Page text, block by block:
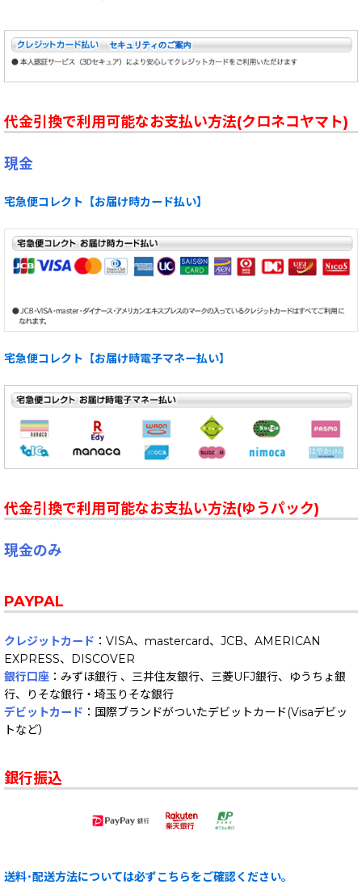
代金引換で利用可能なお支払い方法(クロネコヤマト)
現金
宅急便コレクト【お届け時カード払い】
宅急便コレクト【お届け時電子マネー払い】
代金引換で利用可能なお支払い方法(ゆうパック)
現金のみ
PAYPAL
クレジットカード ：VISA、mastercard、JCB、AMERICAN
EXPRESS、DISCOVER
銀行口座 ：みずほ銀行 、三井住友銀行、三菱UFJ銀行、ゆうちょ銀
行、りそな銀行・埼玉りそな銀行
デビットカード ：国際ブランドがついたデビットカード(Visaデビッ
トなど）
銀行振込
送料･配送方法については必ずこちらをご確認ください。